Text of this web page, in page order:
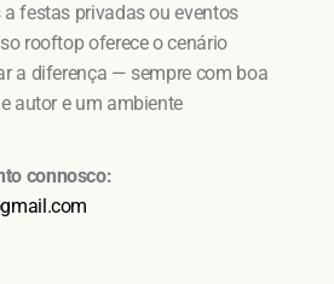
a festas privadas ou eventos
rooftop oferece o cenário
a diferença — sempre com boa
autor e um ambiente
connosco: